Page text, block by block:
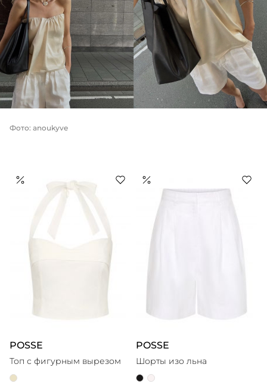
Фото: anoukyve
POSSE
Топ с фигурным вырезом
POSSE
Шорты изо льна